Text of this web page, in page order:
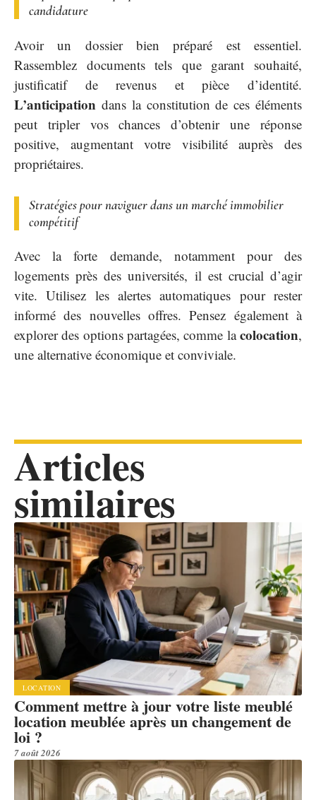
candidature
Avoir un dossier bien préparé est essentiel.
Rassemblez documents tels que garant souhaité,
justificatif de revenus et pièce d’identité.
L’anticipation dans la constitution de ces éléments
peut tripler vos chances d’obtenir une réponse
positive, augmentant votre visibilité auprès des
propriétaires.
Stratégies pour naviguer dans un marché immobilier
compétitif
Avec la forte demande, notamment pour des
logements près des universités, il est crucial d’agir
vite. Utilisez les alertes automatiques pour rester
informé des nouvelles offres. Pensez également à
explorer des options partagées, comme lacolocation,
une alternative économique et conviviale.
Articles
similaires
LOCATION
Comment mettre à jour votre liste meublé
location meublée après un changement de
loi ?
7 août 2026